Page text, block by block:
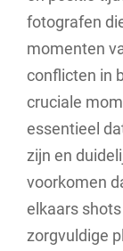
fotografen
momenten
conflicten in
cruciale
essentieel
zijn en
voorkomen
elkaars
zorgvuldige